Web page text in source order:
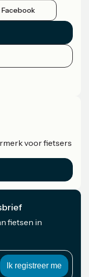
Facebook
voor fietsers
fietsen in